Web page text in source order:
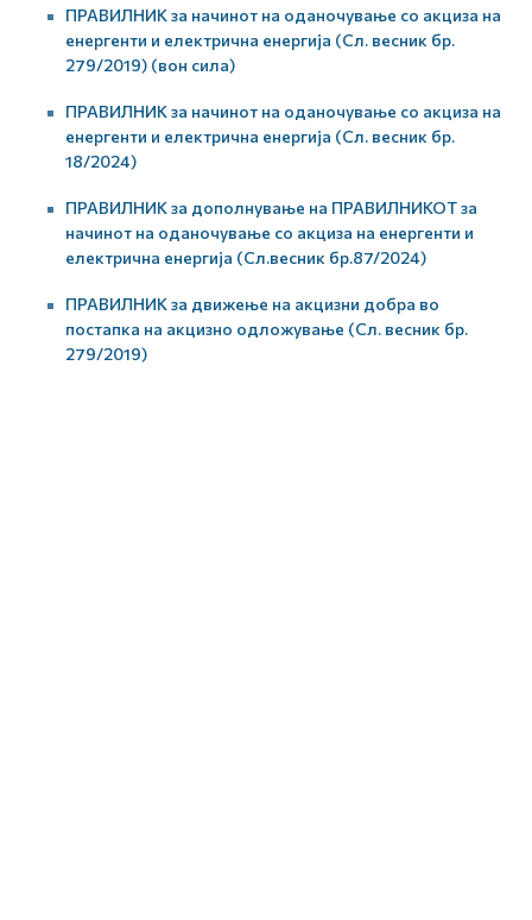
ПРАВИЛНИК за начинот на оданочување со акциза на
енергенти и електрична енергија (Сл. весник бр.
279/2019) (вон сила)
ПРАВИЛНИК за начинот на оданочување со акциза на
енергенти и електрична енергија (Сл. весник бр.
18/2024)
ПРАВИЛНИК за дополнување на ПРАВИЛНИКОТ за
начинот на оданочување со акциза на енергенти и
електрична енергија (Сл.весник бр.87/2024)
ПРАВИЛНИК за движење на акцизни добра во
постапка на акцизно одложување (Сл. весник бр.
279/2019)